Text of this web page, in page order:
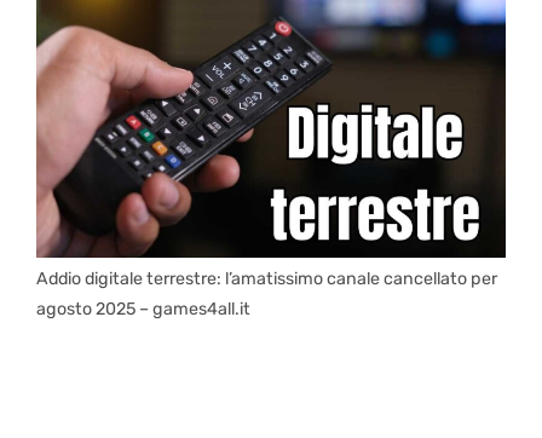
Addio digitale terrestre: l’amatissimo canale cancellato per
agosto 2025 – games4all.it